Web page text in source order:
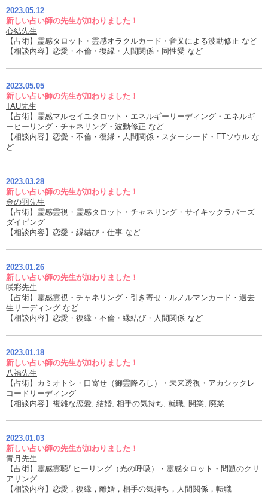
2023.05.12
新しい占い師の先生が加わりました！
心結先生
【占術】霊感タロット・霊感オラクルカード・音叉による波動修正 など
【相談内容】恋愛・不倫・復縁・人間関係・同性愛 など
2023.05.05
新しい占い師の先生が加わりました！
TAU先生
【占術】霊感マルセイユタロット・エネルギーリーディング・エネルギ
ーヒーリング・チャネリング・波動修正 など
【相談内容】恋愛・不倫・復縁・人間関係・スターシード・ETソウル な
ど
2023.03.28
新しい占い師の先生が加わりました！
金の羽先生
【占術】霊感霊視・霊感タロット・チャネリング・サイキックラバーズ
ダイビング
【相談内容】恋愛・縁結び・仕事 など
2023.01.26
新しい占い師の先生が加わりました！
咲彩先生
【占術】霊感霊視・チャネリング・引き寄せ・ルノルマンカード・過去
生リーディング など
【相談内容】恋愛・復縁・不倫・縁結び・人間関係 など
2023.01.18
新しい占い師の先生が加わりました！
八福先生
【占術】カミオトシ・口寄せ（御霊降ろし）・未来透視・アカシックレ
コードリーディング
【相談内容】複雑な恋愛, 結婚, 相手の気持ち, 就職, 開業, 廃業
2023.01.03
新しい占い師の先生が加わりました！
青月先生
【占術】霊感霊聴/ ヒーリング（光の呼吸）・霊感タロット・問題のクリ
アリング
【相談内容】恋愛，復縁，離婚，相手の気持ち，人間関係，転職